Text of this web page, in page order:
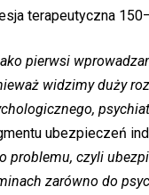
terapeutyczna
pierwsi
widzimy duży
ubezpieczeń
problemu, czyli
zarówno do